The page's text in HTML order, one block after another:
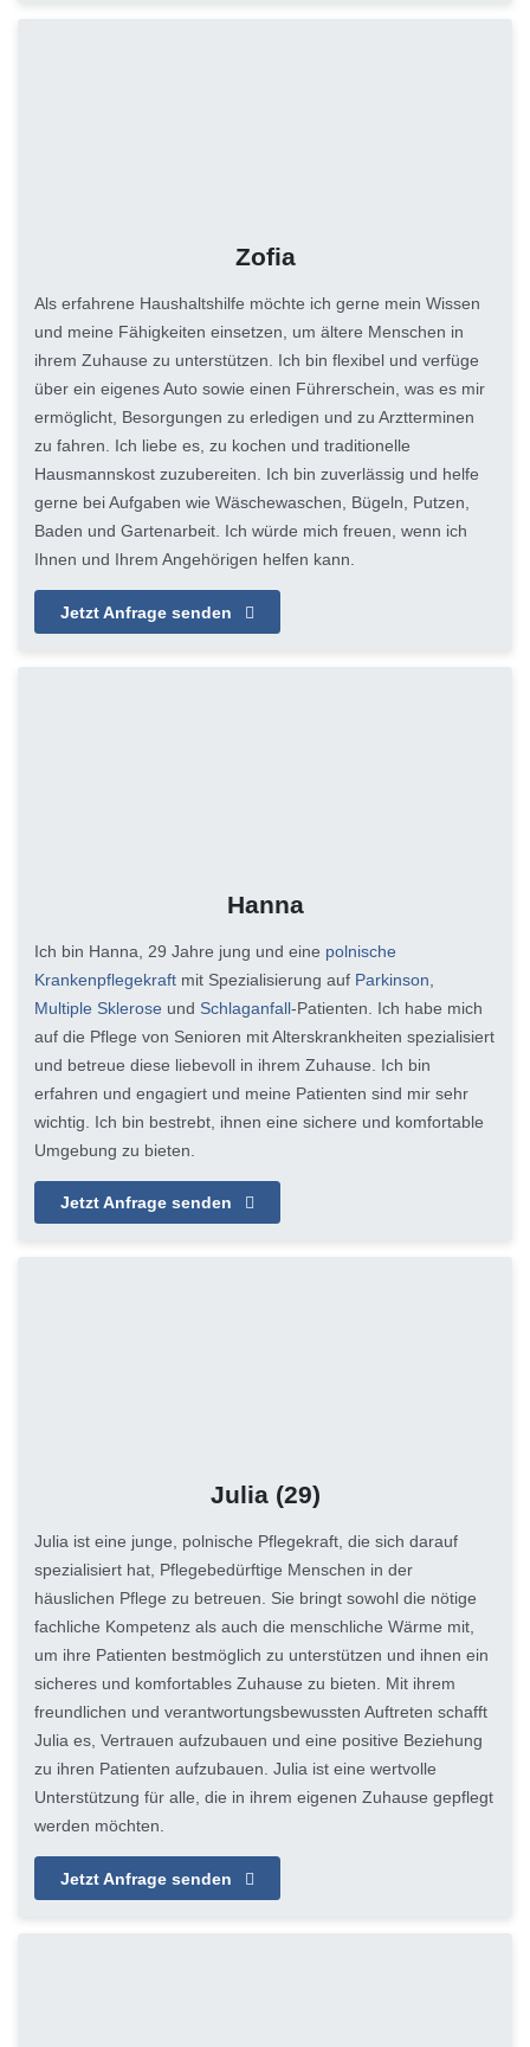
Zofia
Als erfahrene Haushaltshilfe möchte ich gerne mein Wissen
und meine Fähigkeiten einsetzen, um ältere Menschen in
ihrem Zuhause zu unterstützen. Ich bin flexibel und verfüge
über ein eigenes Auto sowie einen Führerschein, was es mir
ermöglicht, Besorgungen zu erledigen und zu Arztterminen
zu fahren. Ich liebe es, zu kochen und traditionelle
Hausmannskost zuzubereiten. Ich bin zuverlässig und helfe
gerne bei Aufgaben wie Wäschewaschen, Bügeln, Putzen,
Baden und Gartenarbeit. Ich würde mich freuen, wenn ich
Ihnen und Ihrem Angehörigen helfen kann.
Jetzt Anfrage senden
Hanna
Ich bin Hanna, 29 Jahre jung und eine polnische
Krankenpflegekraft mit Spezialisierung auf Parkinson
Multiple Sklerose und Schlaganfall-Patienten. Ich habe mich
auf die Pflege von Senioren mit Alterskrankheiten spezialisiert
und betreue diese liebevoll in ihrem Zuhause. Ich bin
erfahren und engagiert und meine Patienten sind mir sehr
wichtig. Ich bin bestrebt, ihnen eine sichere und komfortable
Umgebung zu bieten.
Jetzt Anfrage senden
Julia (29)
Julia ist eine junge, polnische Pflegekraft, die sich darauf
spezialisiert hat, Pflegebedürftige Menschen in der
häuslichen Pflege zu betreuen. Sie bringt sowohl die nötige
fachliche Kompetenz als auch die menschliche Wärme mit,
um ihre Patienten bestmöglich zu unterstützen und ihnen ein
sicheres und komfortables Zuhause zu bieten. Mit ihrem
freundlichen und verantwortungsbewussten Auftreten schafft
Julia es, Vertrauen aufzubauen und eine positive Beziehung
zu ihren Patienten aufzubauen. Julia ist eine wertvolle
Unterstützung für alle, die in ihrem eigenen Zuhause gepflegt
werden möchten.
Jetzt Anfrage senden